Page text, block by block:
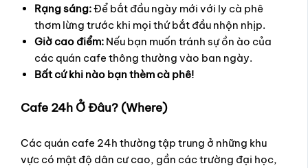
Rạng sáng:Để bắt đầu ngày mới với ly cà phê
thơm lừng trước khi mọi thứ bắt đầu nhộn nhịp.
Giờ cao điểm: Nếu bạn muốn tránh sự ồn ào của
các quán cafe thông thường vào ban ngày.
Bất cứ khi nào bạn thèm cà phê!
Cafe 24h Ở Đâu? (Where)
Các quán cafe 24h thường tập trung ở những khu
vực có mật độ dân cư cao, gần các trường đại học,